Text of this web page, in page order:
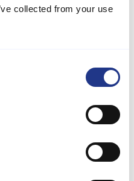
collected from your use
Geräten ausgestattet,
Mahlzeiten ist ganz
Waschmaschine sorgen für
überdachten Terrasse im
eignet sich ideal zum
vorhanden ist. Die Terrasse